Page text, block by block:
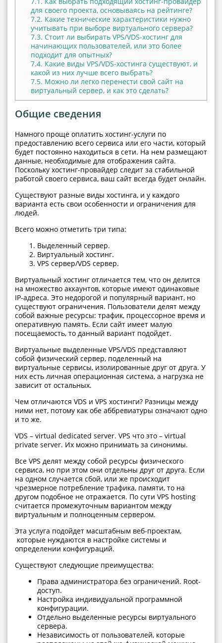
для своего проекта, основываясь на рейтинге?
7.2. Какие технические характеристики нужно
учитывать при выборе виртуального сервера?
7.3. Стоит ли выбирать VPS/VDS-хостинг для
начинающих пользователей, или это более
подходит для опытных?
7.4. Какие виды VPS/VDS-хостинга существуют, и
какой из них лучше всего выбрать?
7.5. Можно ли легко перенести свой сайт на
виртуальный сервер, и как это сделать?
Общие сведения
Намного проще оплатить хостинг-услуги по
предоставлению всего сервиса или его части, который
будет постоянно находиться в сети. На нем размещают
данные, необходимые для отображения сайта.
Поскольку хостинг-провайдер следит за стабильной
работой своего сервиса, ваш сайт всегда будет онлайн.
Существуют разные виды хостинга, и у каждого
варианта есть свои особенности и ограничения для
людей.
Всего можно отметить три типа:
Выделенный сервер.
Виртуальный хостинг.
VPS сервер/VDS сервер.
Виртуальный хостинг отличается тем, что он делится
на множество аккаунтов, которые имеют одинаковые
IP-адреса. Это недорогой и популярный вариант, но
существуют ограничения. Пользователи делят между
собой важные ресурсы: трафик, процессорное время и
оперативную память. Если сайт имеет малую
посещаемость, то данный вариант подойдет.
Виртуальные выделенные VPS/VDS представляют
собой физический сервер, поделенный на
виртуальные сервисы, изолированные друг от друга. У
них есть личная операционная система, а нагрузка не
зависит от остальных.
Чем отличаются VDS и VPS хостинги? Разницы между
ними нет, потому как обе аббревиатуры означают одно
и то же.
VDS – virtual dedicated server. VPS что это – virtual
private server. Их можно принимать за синонимы.
Все VPS делят между собой ресурсы физического
сервиса, но при этом они отдельны друг от друга. Если
на одном случается сбой, или же происходит
чрезмерное потребление трафика, памяти, то на
другом подобное не отражается. По сути VPS hosting
считается промежуточным вариантом между
виртуальным и полноценным сервером.
Эта услуга подойдет масштабным веб-проектам,
которые нуждаются в настройке системы и
определении конфигураций.
Существуют следующие преимущества:
Права администратора без ограничений. Root-
доступ.
Настройка индивидуальной программной
конфигурации.
Отдельно выделенные ресурсы виртуального
сервера.
Независимость от пользователей, которые